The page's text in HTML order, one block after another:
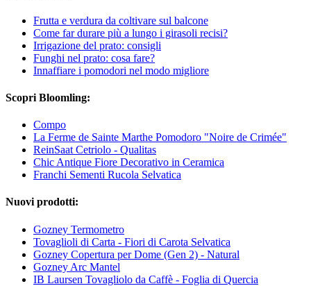
Frutta e verdura da coltivare sul balcone
Come far durare più a lungo i girasoli recisi?
Irrigazione del prato: consigli
Funghi nel prato: cosa fare?
Innaffiare i pomodori nel modo migliore
Scopri Bloomling:
Compo
La Ferme de Sainte Marthe Pomodoro "Noire de Crimée"
ReinSaat Cetriolo - Qualitas
Chic Antique Fiore Decorativo in Ceramica
Franchi Sementi Rucola Selvatica
Nuovi prodotti:
Gozney Termometro
Tovaglioli di Carta - Fiori di Carota Selvatica
Gozney Copertura per Dome (Gen 2) - Natural
Gozney Arc Mantel
IB Laursen Tovagliolo da Caffè - Foglia di Quercia